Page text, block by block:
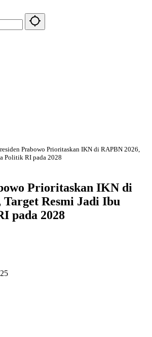
Prabowo Prioritaskan IKN di RAPBN 2026,
Politik RI pada 2028
Prioritaskan IKN di
Target Resmi Jadi Ibu
pada 2028